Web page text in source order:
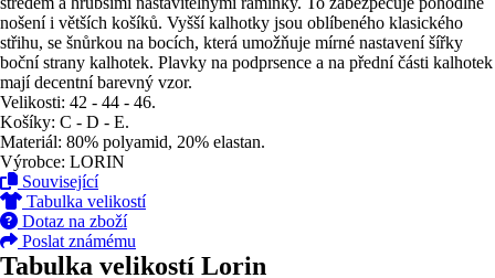
nošení i větších košíků. Vyšší kalhotky jsou oblíbeného klasického
střihu, se šnůrkou na bocích, která umožňuje mírné nastavení šířky
boční strany kalhotek. Plavky na podprsence a na přední části kalhotek
mají decentní barevný vzor.
Velikosti: 42 - 44 - 46.
Košíky: C - D - E.
Materiál: 80% polyamid, 20% elastan.
Výrobce: LORIN
Související
Tabulka velikostí
Dotaz na zboží
Poslat známému
Tabulka velikostí Lorin